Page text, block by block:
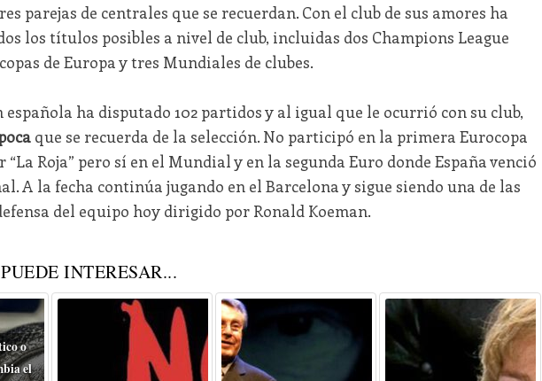
parejas de centrales que se recuerdan. Con el club de sus amores ha
los títulos posibles a nivel de club, incluidas dos Champions League
de Europa y tres Mundiales de clubes.
española ha disputado 102 partidos y al igual que le ocurrió con su club,
que se recuerda de la selección. No participó en la primera Eurocopa
Roja” pero sí en el Mundial y en la segunda Euro donde España venció
A la fecha continúa jugando en el Barcelona y sigue siendo una de las
del equipo hoy dirigido por Ronald Koeman.
INTERESAR...
o
el